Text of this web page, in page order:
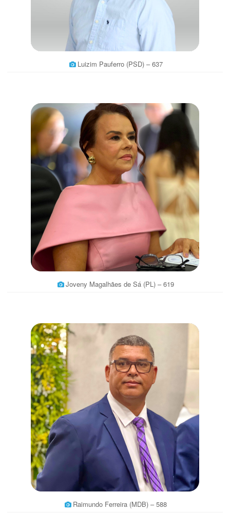
Luizim Pauferro (PSD) – 637
Joveny Magalhães de Sá (PL) – 619
Raimundo Ferreira (MDB) – 588